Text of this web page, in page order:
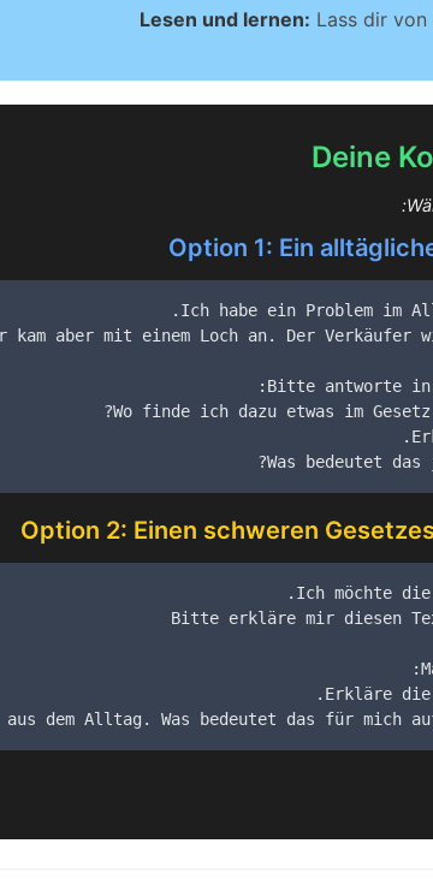
Lesen und lernen: Lass dir von
Deine
Option 1: Ein
Option 2: Einen schweren